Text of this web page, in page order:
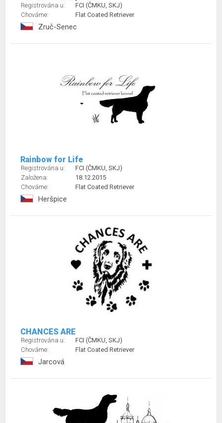
Registrována u:
FCI (ČMKU, SKJ)
Chováme:
Flat Coated Retriever
Zruč-Senec
Rainbow for Life
Registrována u:
FCI (ČMKU, SKJ)
Založena:
18.12.2015
Chováme:
Flat Coated Retriever
Heršpice
CHANCES ARE
Registrována u:
FCI (ČMKU, SKJ)
Chováme:
Flat Coated Retriever
Jarcová